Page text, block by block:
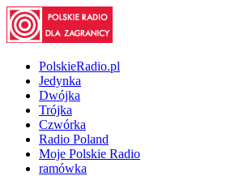
PolskieRadio.pl
Jedynka
Dwójka
Trójka
Czwórka
Radio Poland
Moje Polskie Radio
ramówka